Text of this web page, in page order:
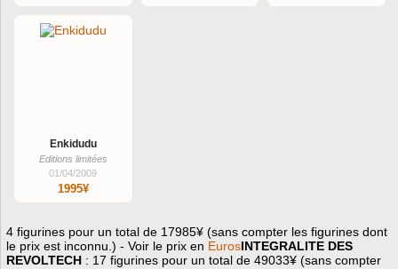
Enkidudu
Editions limitées
01/04/2009
1995¥
4 figurines pour un total de 17985¥ (sans compter les figurines dont
le prix est inconnu.) - Voir le prix en EurosINTEGRALITE DES
REVOLTECH : 17 figurines pour un total de 49033¥ (sans compter